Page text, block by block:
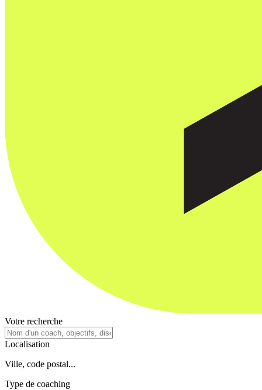
Votre recherche
Localisation
Ville, code postal...
Type de coaching